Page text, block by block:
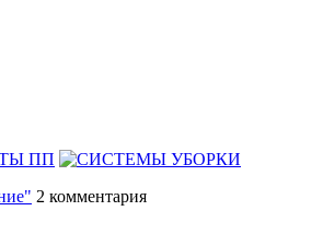
2 комментария